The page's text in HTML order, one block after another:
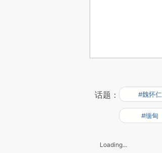
话题： #魏怀仁
#缅甸
Loading...